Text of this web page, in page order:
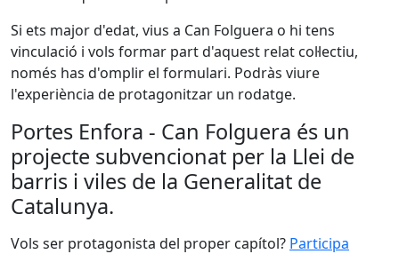
Si ets major d'edat, vius a Can Folguera o hi tens
vinculació i vols formar part d'aquest relat col·lectiu,
només has d'omplir el formulari. Podràs viure
l'experiència de protagonitzar un rodatge.
Portes Enfora - Can Folguera és un
projecte subvencionat per la Llei de
barris i viles de la Generalitat de
Catalunya.
Vols ser protagonista del proper capítol? Participa